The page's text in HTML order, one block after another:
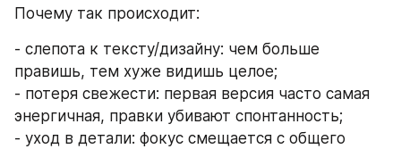
Почему так происходит:
- слепота к тексту/дизайну: чем больше
правишь, тем хуже видишь целое;
- потеря свежести: первая версия часто самая
энергичная, правки убивают спонтанность;
- уход в детали: фокус смещается с общего